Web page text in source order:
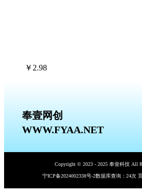
￥ 2.98
奉壹网创
WWW.FYAA.NET
Copyright © 2023 - 2025 奉壹科技 All
宁ICP备2024002338号-2数据库查询：24次